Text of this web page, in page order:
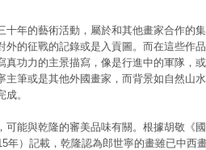
年的藝術活動，屬於和其他畫家合作的集
外的征戰的記錄或是入貢圖。而在這些作品
真功力的主景描寫，像是行進中的軍隊，或
主筆或是其他外國畫家，而背景如自然山水
。
能與乾隆的審美品味有關。根據胡敬《國
年）記載，乾隆認為郎世寧的畫雖已中西